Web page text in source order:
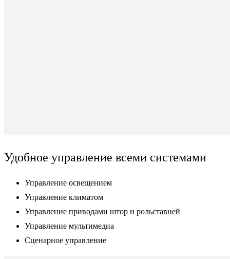
Удобное управление всеми системами
Управление освещением
Управление климатом
Управление приводами штор и рольставней
Управление мультимедиа
Сценарное управление